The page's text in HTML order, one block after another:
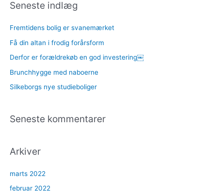
e
r
:
Seneste indlæg
Fremtidens bolig er svanemærket
Få din altan i frodig forårsform
Derfor er forældrekøb en god investering￼
Brunchhygge med naboerne
Silkeborgs nye studieboliger
Seneste kommentarer
Arkiver
marts 2022
februar 2022